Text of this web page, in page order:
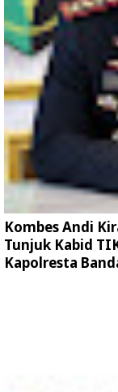
Kombes Andi
Tunjuk Kabid
Kapolresta